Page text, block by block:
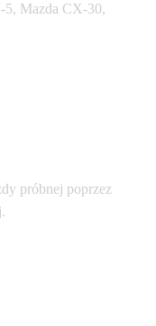
Mazda CX-30,
próbnej poprzez